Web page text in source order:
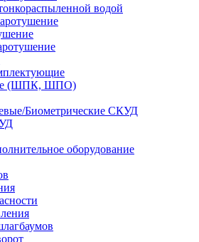
водой
(ШПК, ШПО)
Биометрические СКУД
оборудование